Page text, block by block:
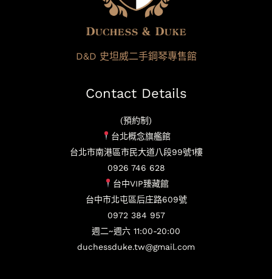
D&D 史坦威二手鋼琴專售館
Contact Details
(預約制)
台北概念旗艦館
台北市南港區市民大道八段99號1樓
0926 746 628
台中VIP臻藏館
台中市北屯區后庄路609號
0972 384 957
週二~週六 11:00-20:00
duchessduke.tw@gmail.com